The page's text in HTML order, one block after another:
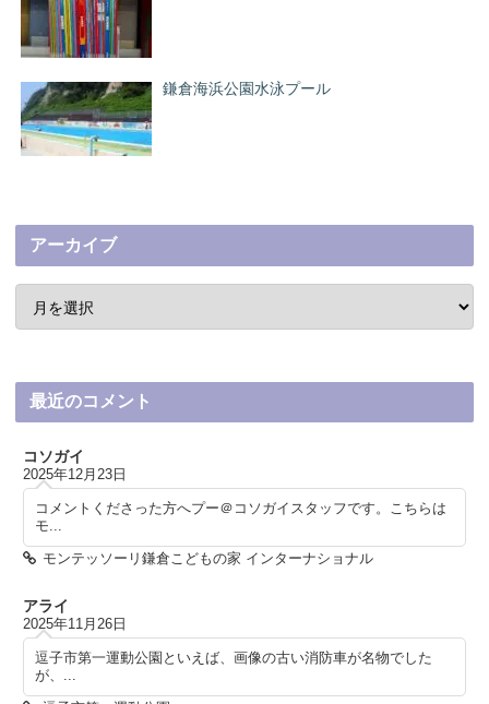
鎌倉海浜公園水泳プール
アーカイブ
最近のコメント
コソガイ
2025年12月23日
コメントくださった方へプー＠コソガイスタッフです。こちらは
モ...
モンテッソーリ鎌倉こどもの家 インターナショナル
アライ
2025年11月26日
逗子市第一運動公園といえば、画像の古い消防車が名物でした
が、...